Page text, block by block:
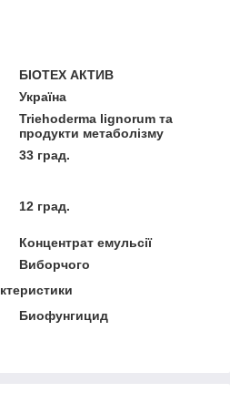
БІОТЕХ АКТИВ
Україна
Triehoderma lignorum та
продукти метаболізму
33 град.
12 град.
Концентрат емульсії
Виборчого
Биофунгицид